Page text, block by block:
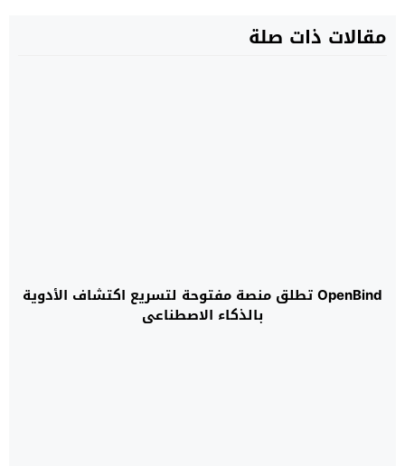
مقالات ذات صلة
OpenBind تطلق منصة مفتوحة لتسريع اكتشاف الأدوية
بالذكاء الاصطناعي